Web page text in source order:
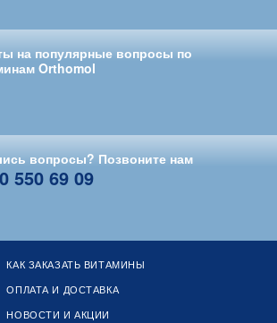
на популярные вопросы по
Orthomol
вопросы? Позвоните нам
550 69 09
КАК ЗАКАЗАТЬ ВИТАМИНЫ
ОПЛАТА И ДОСТАВКА
НОВОСТИ И АКЦИИ